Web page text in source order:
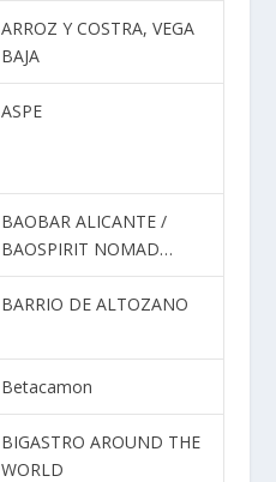
ARROZ Y COSTRA, VEGA
BAJA
ASPE
BAOBAR ALICANTE /
BAOSPIRIT NOMAD…
BARRIO DE ALTOZANO
Betacamon
BIGASTRO AROUND THE
WORLD